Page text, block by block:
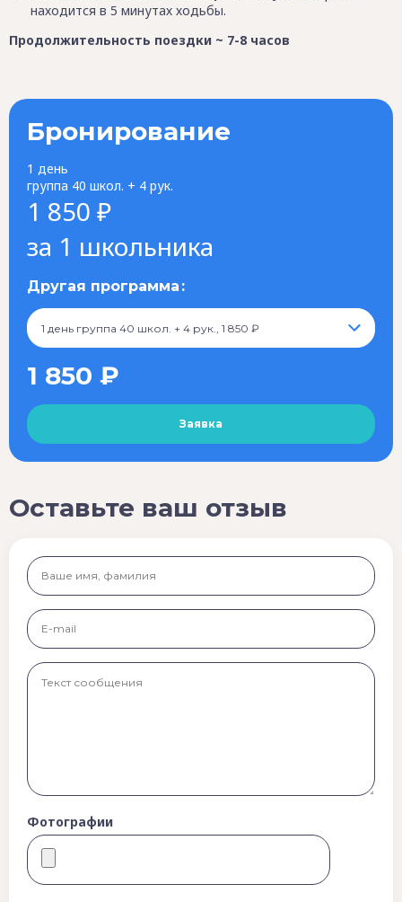
находится в 5 минутах ходьбы.
Продолжительность поездки ~ 7-8 часов
Бронирование
1 день
группа 40 школ. + 4 рук.
1 850 ₽
за 1 школьника
Другая программа
1 день группа 40 школ. + 4 рук., 1 850 ₽
1 850 ₽
Оставьте ваш отзыв
Фотографии